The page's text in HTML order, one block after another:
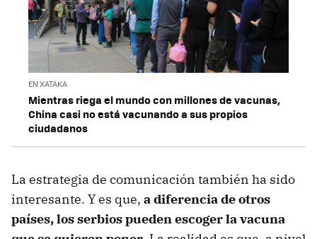
EN XATAKA
Mientras riega el mundo con millones de vacunas,
China casi no está vacunando a sus propios
ciudadanos
La estrategia de comunicación también ha sido
interesante. Y es que, a diferencia de otros
países, los serbios pueden escoger la vacuna